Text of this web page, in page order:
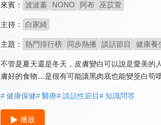
來賓： 波波蓁 NONO 阿布 巫苡萱
主持： 白家綺
主題： 熱門排行榜 同步熱播 談話節目 健康養
不管是夏天還是冬天，皮膚變白可以說是愛美的
膚好的食物…是很有可能讓黑肉底也能變筊白筍
# 健康保健# 醫療# 談話性節目# 知識問答
播放